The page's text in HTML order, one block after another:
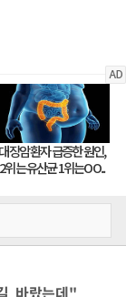
바랐는데"